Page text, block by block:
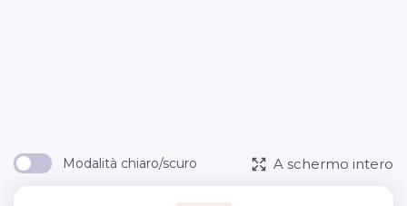
Modalità chiaro/scuro A schermo intero